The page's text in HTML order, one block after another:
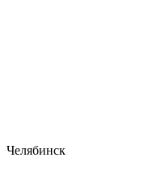
Челябинск